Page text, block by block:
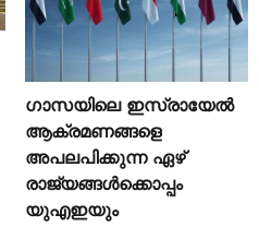
ഗാസയിലെ ഇസ്രായേൽ
ആക്രമണങ്ങളെ
അപലപിക്കുന്ന ഏഴ്
രാജ്യങ്ങൾക്കൊപ്പം
യുഎഇയും